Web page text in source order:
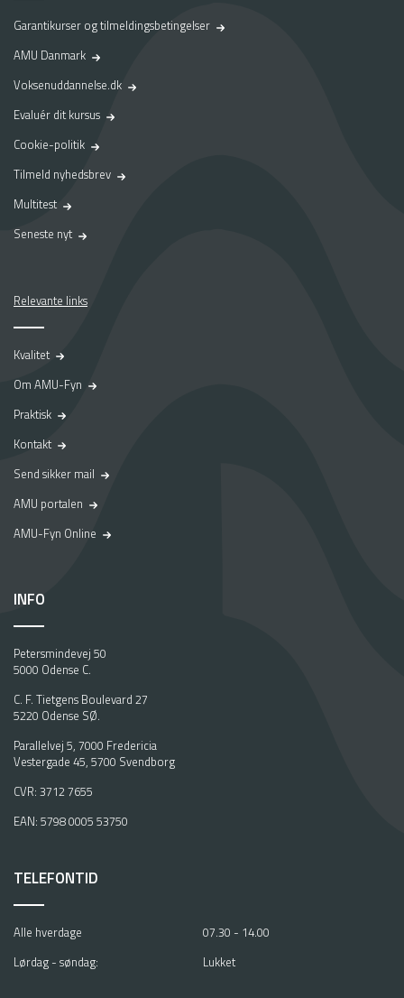
Garantikurser og tilmeldingsbetingelser
AMU Danmark
Voksenuddannelse.dk
Evaluér dit kursus
Cookie-politik
Tilmeld nyhedsbrev
Multitest
Seneste nyt
Relevante links
Kvalitet
Om AMU-Fyn
Praktisk
Kontakt
Send sikker mail
AMU portalen
AMU-Fyn Online
INFO
Petersmindevej 50
5000 Odense C.
C. F. Tietgens Boulevard 27
5220 Odense SØ.
Parallelvej 5, 7000 Fredericia
Vestergade 45, 5700 Svendborg
CVR: 3712 7655
EAN: 5798 0005 53750
TELEFONTID
Alle hverdage
07.30 - 14.00
Lørdag - søndag:
Lukket